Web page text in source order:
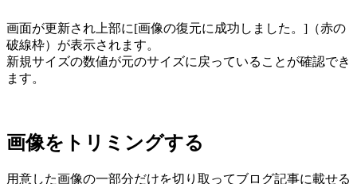
画面が更新され上部に[画像の復元に成功しました。]（赤の
破線枠）が表示されます。
新規サイズの数値が元のサイズに戻っていることが確認でき
ます。
画像をトリミングする
用意した画像の一部分だけを切り取ってブログ記事に載せる